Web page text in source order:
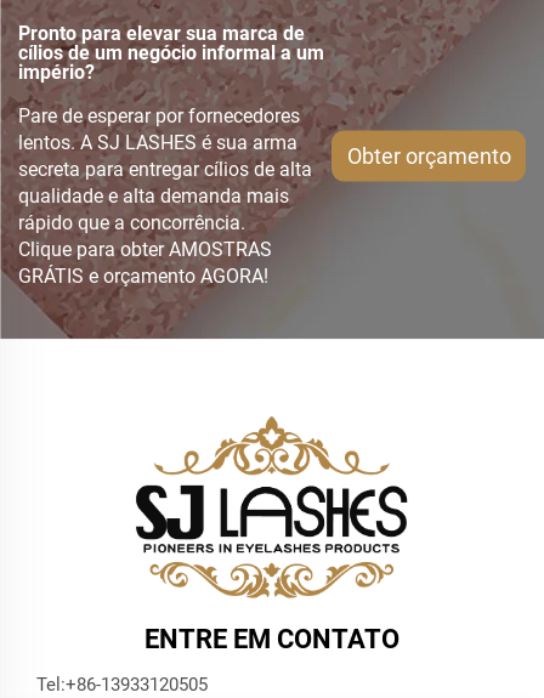
Pronto para elevar sua marca de
cílios de um negócio informal a um
império?
Pare de esperar por fornecedores
lentos. A SJ LASHES é sua arma
secreta para entregar cílios de alta
qualidade e alta demanda mais
rápido que a concorrência.
Clique para obter AMOSTRAS
GRÁTIS e orçamento AGORA!
Obter orçamento
ENTRE EM CONTATO
Tel:+86-13933120505